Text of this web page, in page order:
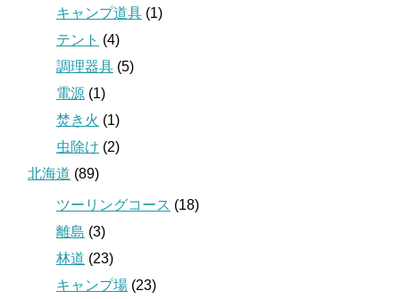
キャンプ道具 (1)
テント (4)
調理器具 (5)
電源 (1)
焚き火 (1)
虫除け (2)
北海道 (89)
ツーリングコース (18)
離島 (3)
林道 (23)
キャンプ場 (23)